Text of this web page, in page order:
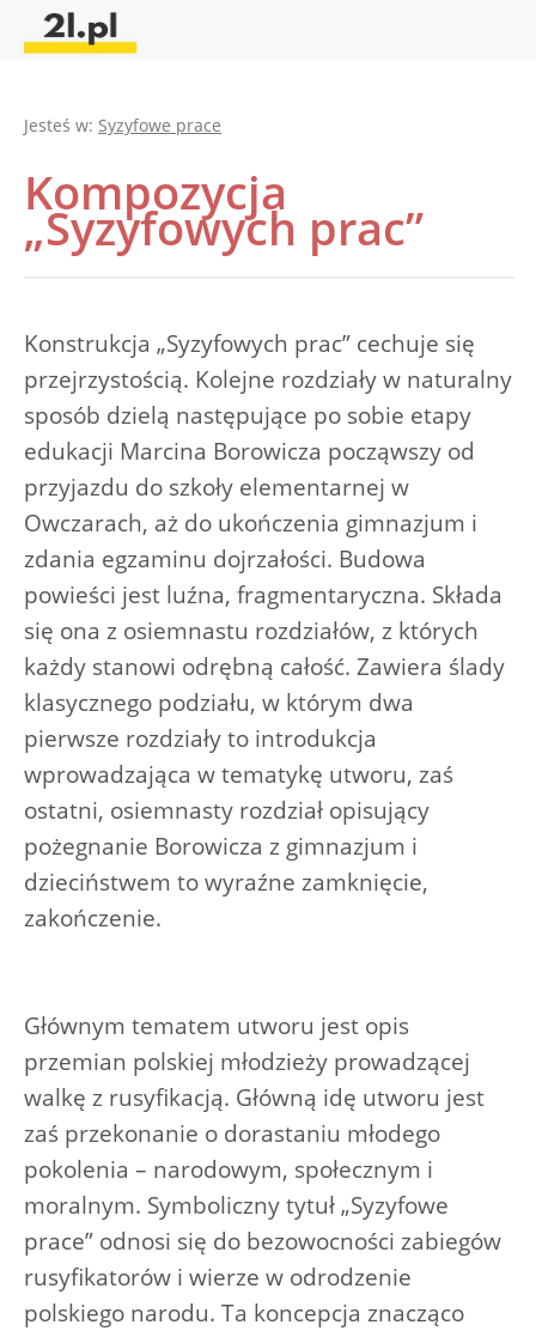
Jesteś w: Syzyfowe prace
Kompozycja
„Syzyfowych prac”
Konstrukcja „Syzyfowych prac” cechuje się
przejrzystością. Kolejne rozdziały w naturalny
sposób dzielą następujące po sobie etapy
edukacji Marcina Borowicza począwszy od
przyjazdu do szkoły elementarnej w
Owczarach, aż do ukończenia gimnazjum i
zdania egzaminu dojrzałości. Budowa
powieści jest luźna, fragmentaryczna. Składa
się ona z osiemnastu rozdziałów, z których
każdy stanowi odrębną całość. Zawiera ślady
klasycznego podziału, w którym dwa
pierwsze rozdziały to introdukcja
wprowadzająca w tematykę utworu, zaś
ostatni, osiemnasty rozdział opisujący
pożegnanie Borowicza z gimnazjum i
dzieciństwem to wyraźne zamknięcie,
zakończenie.
Głównym tematem utworu jest opis
przemian polskiej młodzieży prowadzącej
walkę z rusyfikacją. Główną idę utworu jest
zaś przekonanie o dorastaniu młodego
pokolenia – narodowym, społecznym i
moralnym. Symboliczny tytuł „Syzyfowe
prace” odnosi się do bezowocności zabiegów
rusyfikatorów i wierze w odrodzenie
polskiego narodu. Ta koncepcja znacząco